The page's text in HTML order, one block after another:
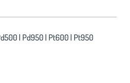
| Pd950 | Pt600 | Pt950